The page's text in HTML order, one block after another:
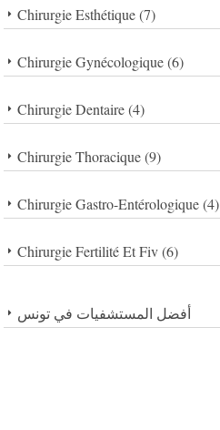
Chirurgie Esthétique (7)
Chirurgie Gynécologique (6)
Chirurgie Dentaire (4)
Chirurgie Thoracique (9)
Chirurgie Gastro-Entérologique (4)
Chirurgie Fertilité Et Fiv (6)
أفضل المستشفيات في تونس